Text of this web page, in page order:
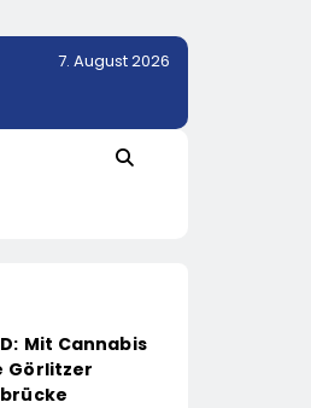
7. August 2026
Mit Cannabis
Görlitzer